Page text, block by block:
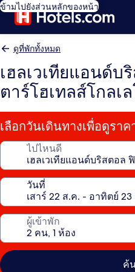
ข้ามไปยังส่วนหลักของหน้า
ดูที่พักทั้งหมด
เฮลเวเทียแอนด์บ
ตาร์โฮเทลส์โกลเ
เลือกวันเดินทางเพื่อดูราค
ไปไหนดี
วันที่
ผู้เข้าพัก
ค้